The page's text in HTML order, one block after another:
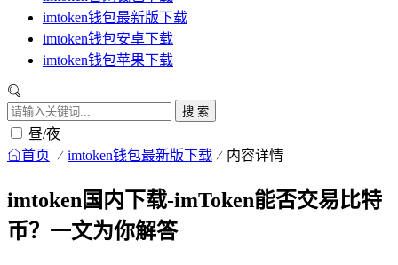
imtoken钱包最新版下载
imtoken钱包安卓下载
imtoken钱包苹果下载
搜 索
昼/夜
首页 imtoken钱包最新版下载 内容详情
imtoken国内下载-imToken能否交易比特
币？一文为你解答